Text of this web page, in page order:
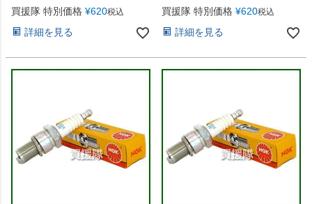
買援隊 特別価格 ¥620税込
詳細を見る
買援隊 特別価格 ¥620税込
詳細を見る